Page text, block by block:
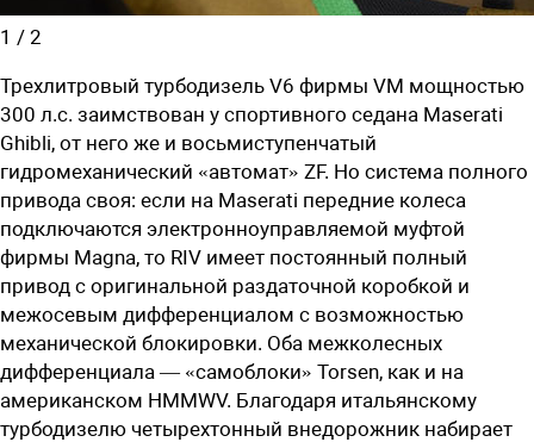
1 / 2
Трехлитровый турбодизель V6 фирмы VM мощностью
300 л.с. заимствован у спортивного седана Maserati
Ghibli, от него же и восьмиступенчатый
гидромеханический «автомат» ZF. Но система полного
привода своя: если на Maserati передние колеса
подключаются электронноуправляемой муфтой
фирмы Magna, то RIV имеет постоянный полный
привод с оригинальной раздаточной коробкой и
межосевым дифференциалом с возможностью
механической блокировки. Оба межколесных
дифференциала — «самоблоки» Torsen, как и на
американском HMMWV. Благодаря итальянскому
турбодизелю четырехтонный внедорожник набирает